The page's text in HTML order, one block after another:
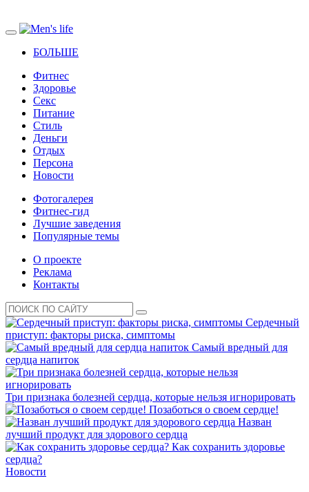
БОЛЬШЕ
Фитнес
Здоровье
Секс
Питание
Стиль
Деньги
Отдых
Персона
Новости
Фотогалерея
Фитнес-гид
Лучшие заведения
Популярные темы
О проекте
Реклама
Контакты
Сердечный
приступ: факторы риска, симптомы
Самый вредный для
сердца напиток
Три признака болезней сердца, которые нельзя игнорировать
Позаботься о своем сердце!
Назван
лучший продукт для здорового сердца
Как сохранить здоровье
сердца?
Новости